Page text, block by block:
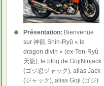
Présentation: Bienvenue
sur 神龍 Shin-Ryû « le
dragon divin » (ex-Ten-Ryû
天龍), le blog de GojiNinjack
(ゴジ忍ジャック), alias Jack
(ジャック), alias Goji (ゴジ)